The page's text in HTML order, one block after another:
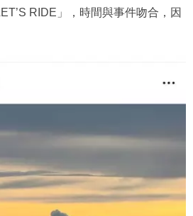
RIDE」，時間與事件吻合，因